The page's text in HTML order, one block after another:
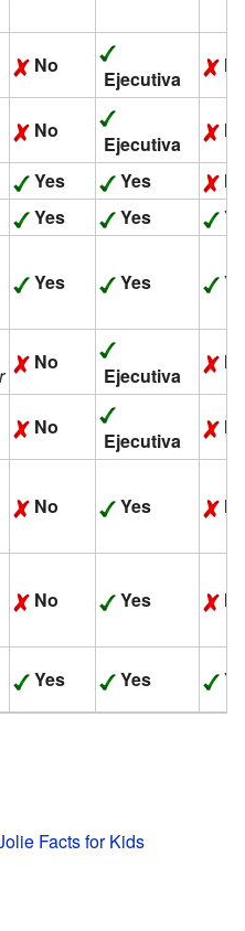
No
Ejecutiva
No
Ejecutiva
Yes Yes
Yes Yes
Yes Yes
No
Ejecutiva
No
Ejecutiva
No Yes
No Yes
Yes Yes
Facts for Kids